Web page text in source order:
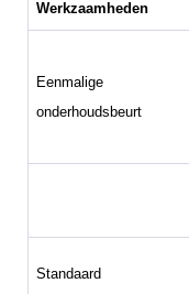
Werkzaamheden
Eenmalige
onderhoudsbeurt
Standaard